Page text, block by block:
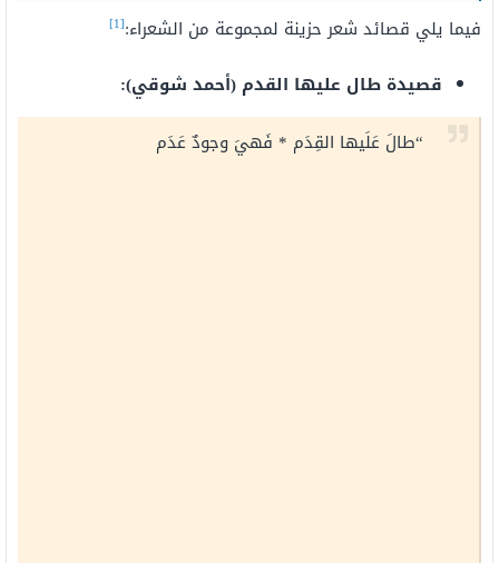
فيما يلي قصائد شعر حزينة لمجموعة من الشعراء:[1]
قصيدة طال عليها القدم (أحمد شوقي):
“طالَ عَلَيها القِدَم * فَهيَ وجودٌ عَدَم